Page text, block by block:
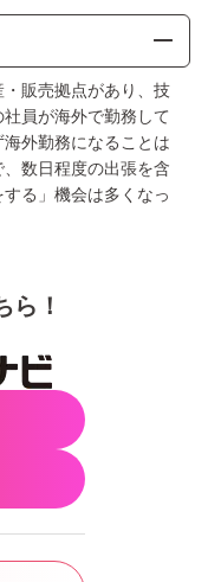
販売拠点があり、技
員が海外で勤務して
外勤務になることは
数日程度の出張を含
る」機会は多くなっ
ら！